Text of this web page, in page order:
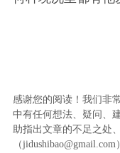
感谢您的阅读！我们非
中有任何想法、疑问、
助指出文章的不足之处
（